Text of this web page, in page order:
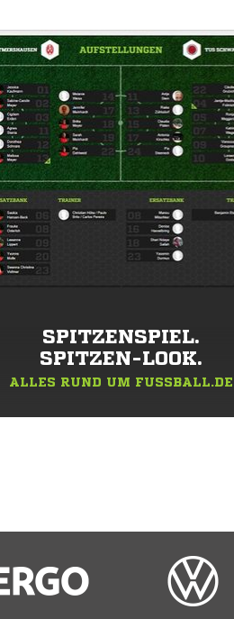
SPITZENSPIEL.
SPITZEN-LOOK.
ALLES RUND UM FUSSBALL.DE